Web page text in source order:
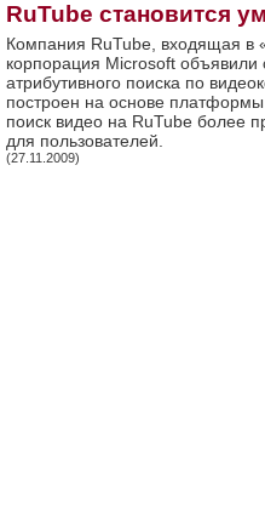
RuTube становится
Компания RuTube, входящая в
корпорация Microsoft объявили
атрибутивного поиска по
построен на основе
поиск видео на RuTube более
для пользователей.
(27.11.2009)